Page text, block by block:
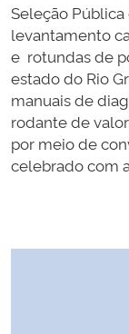
Seleção
levantamento
e rotundas de
estado do Rio
manuais de
rodante de
por meio de
celebrado com